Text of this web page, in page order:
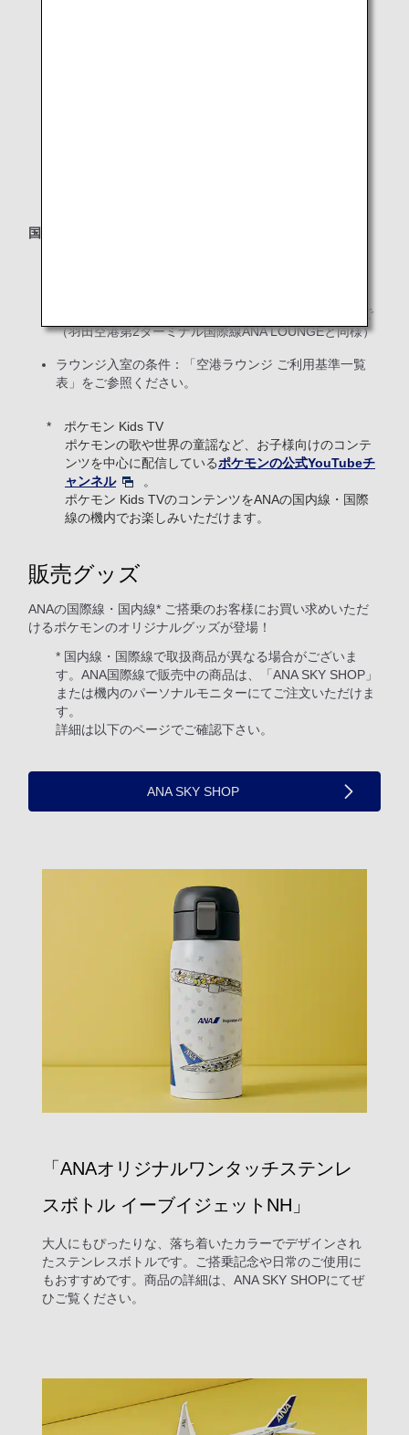
国際線「ANA ポケモン Kids TV ラウンジ」
営業時間：5:00～ 第2ターミナル国際線最終便出発まで
（羽田空港第2ターミナル国際線ANA LOUNGEと同様）
ラウンジ入室の条件：「空港ラウンジ ご利用基準一覧
表」をご参照ください。
ポケモン Kids TV
ポケモンの歌や世界の童謡など、お子様向けのコンテ
ンツを中心に配信しているポケモンの公式YouTubeチ
ャンネル
。
ポケモン Kids TVのコンテンツをANAの国内線・国際
線の機内でお楽しみいただけます。
販売グッズ
ANAの国際線・国内線* ご搭乗のお客様にお買い求めいただ
けるポケモンのオリジナルグッズが登場！
* 国内線・国際線で取扱商品が異なる場合がございま
す。ANA国際線で販売中の商品は、「ANA SKY SHOP」
または機内のパーソナルモニターにてご注文いただけま
す。
詳細は以下のページでご確認下さい。
ANA SKY SHOP
「ANAオリジナルワンタッチステンレ
スボトル イーブイジェットNH」
大人にもぴったりな、落ち着いたカラーでデザインされ
たステンレスボトルです。ご搭乗記念や日常のご使用に
もおすすめです。商品の詳細は、ANA SKY SHOPにてぜ
ひご覧ください。